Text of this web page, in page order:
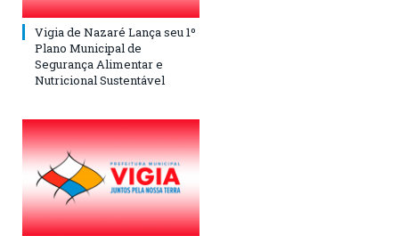
Vigia de Nazaré Lança seu 1º
Plano Municipal de
Segurança Alimentar e
Nutricional Sustentável